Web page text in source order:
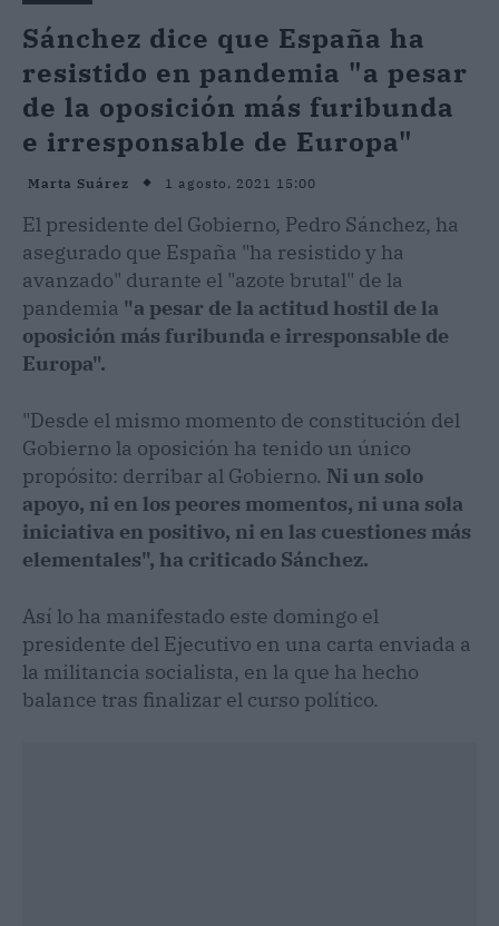
Sánchez dice que España ha
resistido en pandemia "a pesar
de la oposición más furibunda
e irresponsable de Europa"
Marta Suárez 1 agosto, 2021 15:00
El presidente del Gobierno, Pedro Sánchez, ha
asegurado que España "ha resistido y ha
avanzado" durante el "azote brutal" de la
pandemia "a pesar de la actitud hostil de la
oposición más furibunda e irresponsable de
Europa".
"Desde el mismo momento de constitución del
Gobierno la oposición ha tenido un único
propósito: derribar al Gobierno. Ni un solo
apoyo, ni en los peores momentos, ni una sola
iniciativa en positivo, ni en las cuestiones más
elementales", ha criticado Sánchez.
Así lo ha manifestado este domingo el
presidente del Ejecutivo en una carta enviada a
la militancia socialista, en la que ha hecho
balance tras finalizar el curso político.